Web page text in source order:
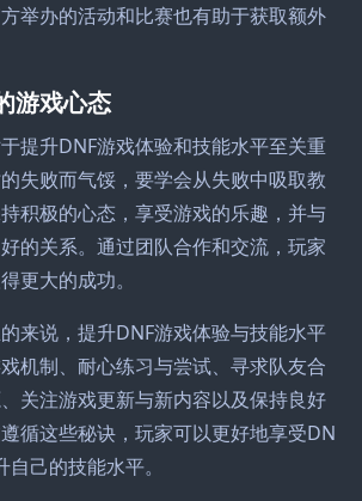
举办的活动和比赛也有助于获取额外
游戏心态
提升DNF游戏体验和技能水平至关重
失败而气馁，要学会从失败中吸取教
积极的心态，享受游戏的乐趣，并与
的关系。通过团队合作和交流，玩家
更大的成功。
来说，提升DNF游戏体验与技能水平
机制、耐心练习与尝试、寻求队友合
关注游戏更新与新内容以及保持良好
循这些秘诀，玩家可以更好地享受DN
己的技能水平。